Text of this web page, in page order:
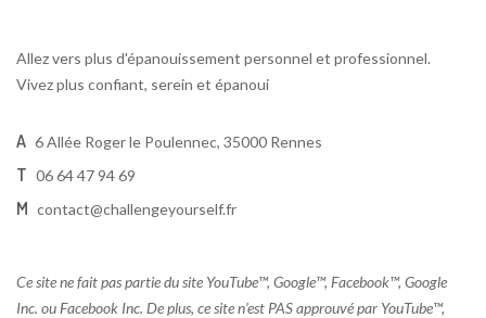
Allez vers plus d'épanouissement personnel et professionnel.
Vivez plus confiant, serein et épanoui
A 6 Allée Roger le Poulennec, 35000 Rennes
T 06 64 47 94 69
M contact@challengeyourself.fr
Ce site ne fait pas partie du site YouTube™, Google™, Facebook™, Google
Inc. ou Facebook Inc. De plus, ce site n’est PAS approuvé par YouTube™,